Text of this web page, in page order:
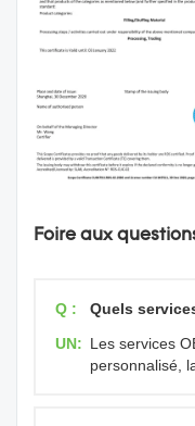
Foire aux
Q :
Quels
UN: Les services
personnalisé,